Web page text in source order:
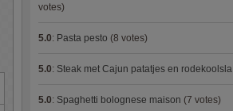
votes)
5.0: Pasta pesto (8 votes)
5.0: Steak met Cajun patatjes en rodekoolsla
5.0: Spaghetti bolognese maison (7 votes)